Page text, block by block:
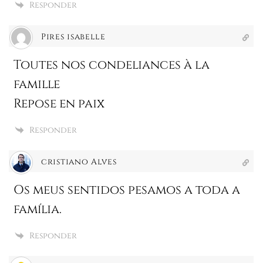
Responder
Pires isabelle
Toutes nos condeliances à la
famille
Repose en paix
Responder
cristiano Alves
Os meus sentidos pesamos a toda a
família.
Responder